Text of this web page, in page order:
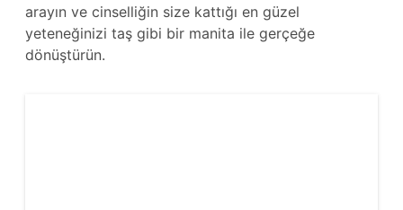
arayın ve cinselliğin size kattığı en güzel
yeteneğinizi taş gibi bir manita ile gerçeğe
dönüştürün.